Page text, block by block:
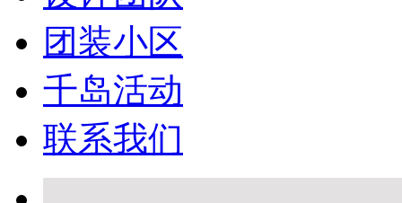
团装小区
千岛活动
联系我们